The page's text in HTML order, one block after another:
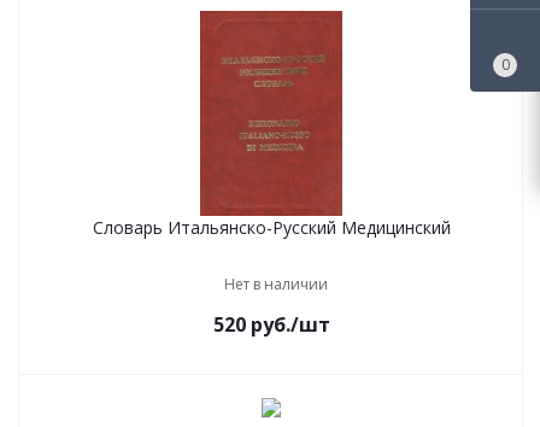
Словарь Итальянско-Русский Медицинский
Нет в наличии
520руб./шт
0